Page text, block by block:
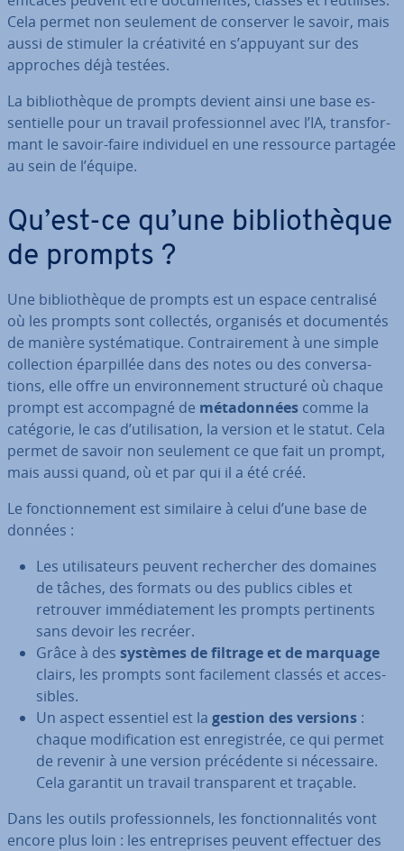
Cela permet non seulement de conserver le savoir, mais
aussi de stimuler la créa­ti­vité en s’appuyant sur des
approches déjà testées.
La bi­blio­thèque de prompts devient ainsi une base es­
sen­tielle pour un travail pro­fes­sion­nel avec l’IA, trans­for­
mant le savoir-faire in­di­vi­duel en une ressource partagée
au sein de l’équipe.
Qu’est-ce qu’une bi­blio­thèque
de prompts ?
Une bi­blio­thèque de prompts est un espace cen­tra­lisé
où les prompts sont collectés, organisés et do­cu­men­tés
de manière sys­té­ma­tique. Con­trai­re­ment à une simple
col­lec­tion épar­pil­lée dans des notes ou des con­ver­sa­
tions, elle offre un en­vi­ron­ne­ment structuré où chaque
prompt est ac­com­pagné de mé­ta­don­nées comme la
catégorie, le cas d’uti­li­sa­tion, la version et le statut. Cela
permet de savoir non seulement ce que fait un prompt,
mais aussi quand, où et par qui il a été créé.
Le fonc­tion­ne­ment est similaire à celui d’une base de
données :
Les uti­li­sa­teurs peuvent re­cher­cher des domaines
de tâches, des formats ou des publics cibles et
retrouver im­mé­dia­te­ment les prompts per­ti­nents
sans devoir les recréer.
Grâce à des systèmes de filtrage et de marquage
clairs, les prompts sont fa­ci­le­ment classés et ac­ces­
sibles.
Un aspect essentiel est la gestion des versions :
chaque mo­di­fi­ca­tion est en­re­gis­trée, ce qui permet
de revenir à une version pré­cé­dente si né­ces­saire.
Cela garantit un travail trans­pa­rent et traçable.
Dans les outils pro­fes­sion­nels, les fonc­tion­na­li­tés vont
encore plus loin : les en­tre­prises peuvent effectuer des